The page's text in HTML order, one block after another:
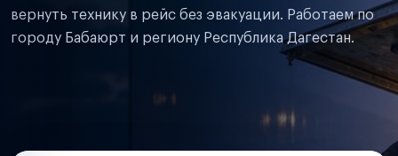
вернуть технику в рейс без эвакуации. Работаем по
городу Бабаюрт и региону Республика Дагестан.